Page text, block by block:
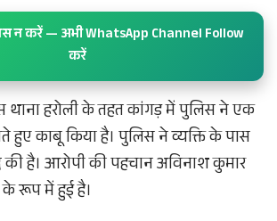
न करें — अभी WhatsApp Channel Follow
करें
थाना हरोली के तहत कांगड़ में पुलिस ने एक
हुए काबू किया है। पुलिस ने व्यक्ति के पास
है। आरोपी की पहचान अविनाश कुमार
के रूप में हुई है।